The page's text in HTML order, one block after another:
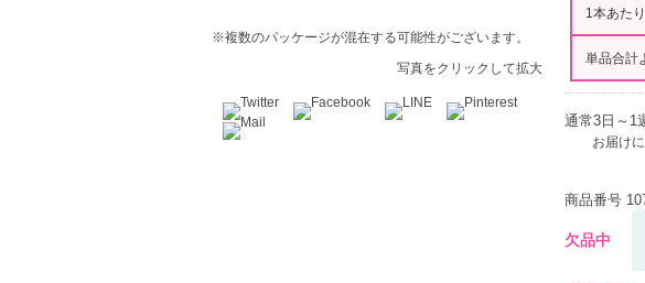
※複数のパッケージが混在する可能性がございます。
写真をクリックして拡大
1本あたり
単品合計
通常3日～1
お届け
商品番号
欠品中